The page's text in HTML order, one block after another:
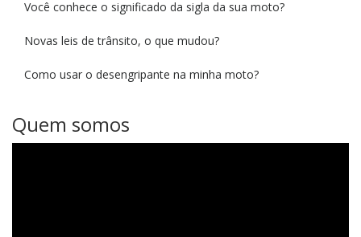
Você conhece o significado da sigla da sua moto?
Novas leis de trânsito, o que mudou?
Como usar o desengripante na minha moto?
Quem somos